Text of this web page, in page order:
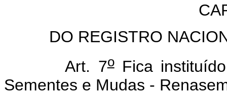
DO REGISTRO
Art. 7oFica
Sementes e Mudas -